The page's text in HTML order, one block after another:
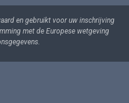
en gebruikt voor uw inschrijving
met de Europese wetgeving